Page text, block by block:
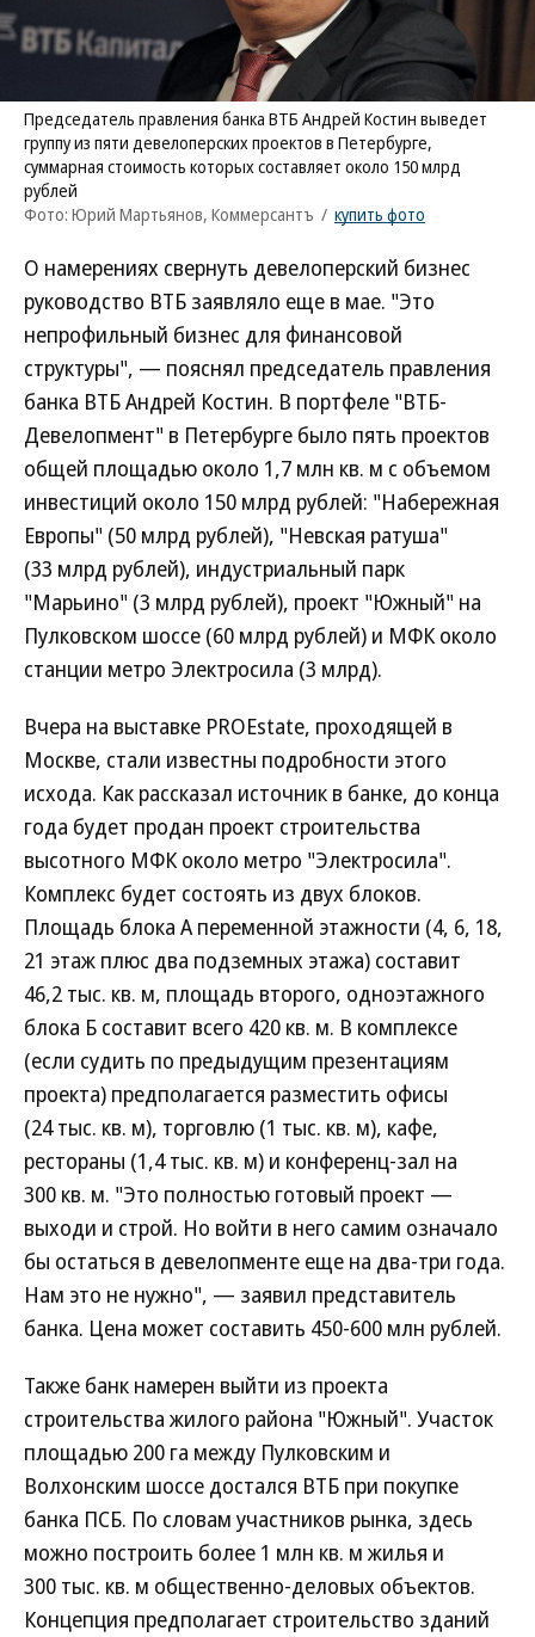
Председатель правления банка ВТБ Андрей Костин выведет
группу из пяти девелоперских проектов в Петербурге,
суммарная стоимость которых составляет около 150 млрд
рублей
Фото: Юрий Мартьянов, Коммерсантъ / купить фото
О намерениях свернуть девелоперский бизнес
руководство ВТБ заявляло еще в мае. "Это
непрофильный бизнес для финансовой
структуры", — пояснял председатель правления
банка ВТБ Андрей Костин. В портфеле "ВТБ-
Девелопмент" в Петербурге было пять проектов
общей площадью около 1,7 млн кв. м с объемом
инвестиций около 150 млрд рублей: "Набережная
Европы" (50 млрд рублей), "Невская ратуша"
(33 млрд рублей), индустриальный парк
"Марьино" (3 млрд рублей), проект "Южный" на
Пулковском шоссе (60 млрд рублей) и МФК около
станции метро Электросила (3 млрд).
Вчера на выставке PROEstate, проходящей в
Москве, стали известны подробности этого
исхода. Как рассказал источник в банке, до конца
года будет продан проект строительства
высотного МФК около метро "Электросила".
Комплекс будет состоять из двух блоков.
Площадь блока А переменной этажности (4, 6, 18,
21 этаж плюс два подземных этажа) составит
46,2 тыс. кв. м, площадь второго, одноэтажного
блока Б составит всего 420 кв. м. В комплексе
(если судить по предыдущим презентациям
проекта) предполагается разместить офисы
(24 тыс. кв. м), торговлю (1 тыс. кв. м), кафе,
рестораны (1,4 тыс. кв. м) и конференц-зал на
300 кв. м. "Это полностью готовый проект —
выходи и строй. Но войти в него самим означало
бы остаться в девелопменте еще на два-три года.
Нам это не нужно", — заявил представитель
банка. Цена может составить 450-600 млн рублей.
Также банк намерен выйти из проекта
строительства жилого района "Южный". Участок
площадью 200 га между Пулковским и
Волхонским шоссе достался ВТБ при покупке
банка ПСБ. По словам участников рынка, здесь
можно построить более 1 млн кв. м жилья и
300 тыс. кв. м общественно-деловых объектов.
Концепция предполагает строительство зданий